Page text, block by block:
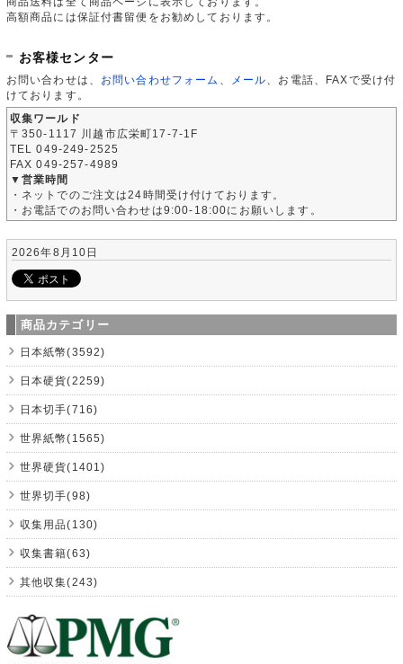
高額商品には保証付書留便をお勧めしております。
お客様センター
お問い合わせは、 お問い合わせフォーム メール 、お電話、FAXで受け付
けております。
収集ワールド
〒350-1117 川越市広栄町17-7-1F
TEL 049-249-2525
FAX 049-257-4989
▼営業時間
・ネットでのご注文は24時間受け付けております。
・お電話でのお問い合わせは9:00-18:00にお願いします。
2026年8月10日
商品カテゴリー
日本紙幣(3592)
日本硬貨(2259)
日本切手(716)
世界紙幣(1565)
世界硬貨(1401)
世界切手(98)
収集用品(130)
収集書籍(63)
其他収集(243)